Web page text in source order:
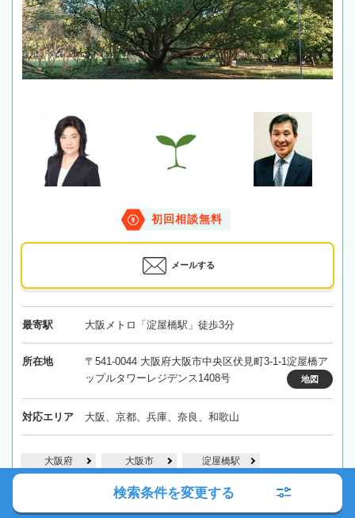
初回相談無料
メールする
最寄駅 大阪メトロ「淀屋橋駅」徒歩3分
所在地
〒541-0044 大阪府大阪市中央区伏見町3-1-1淀屋橋ア
ップルタワーレジデンス1408号
地図
対応エリア 大阪、京都、兵庫、奈良、和歌山
大阪府 大阪市 淀屋橋駅
詳細を見る 解決事例を見る
検索条件を変更する